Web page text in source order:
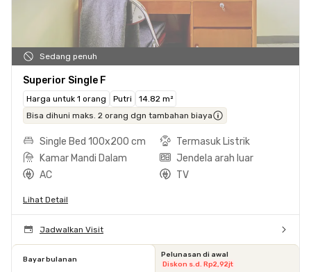
Sedang penuh
Superior Single F
Harga untuk 1 orang Putri
14.82 m²
Bisa dihuni maks. 2 orang dgn tambahan biaya
Single Bed 100x200 cm
Termasuk Listrik
Kamar Mandi Dalam
Jendela arah luar
AC
TV
Lihat Detail
Jadwalkan Visit
Bayar bulanan
Pelunasan di awal
Diskon s.d. Rp2,92jt